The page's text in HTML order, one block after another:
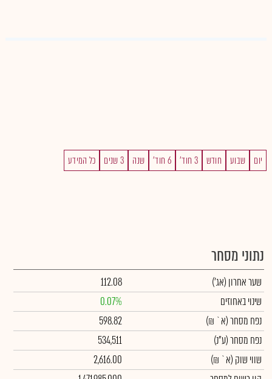
יום שבוע חודש 3 חוד' 6 חוד' שנה 3 שנים כל המידע
נתוני מסחר
שער אחרון (אג')
112.08
שינוי באחוזים
0.07%
נפח מסחר(א` ₪)
598.82
נפח מסחר(ע"נ)
534,511
שווי שוק (א` ₪)
2,616.00